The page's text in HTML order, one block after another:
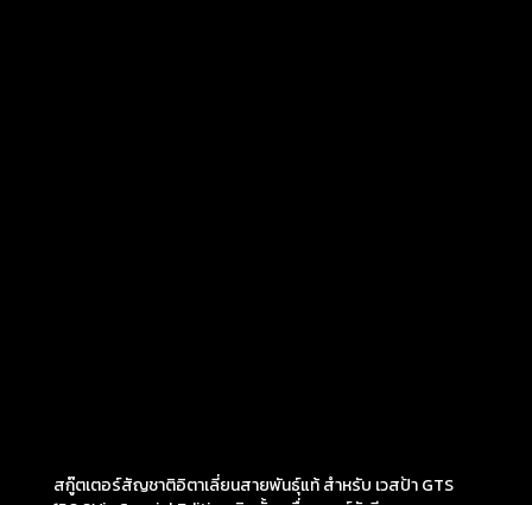
สกู๊ตเตอร์สัญชาติอิตาเลี่ยนสายพันธุ์แท้ สำหรับ เวสป้า GTS